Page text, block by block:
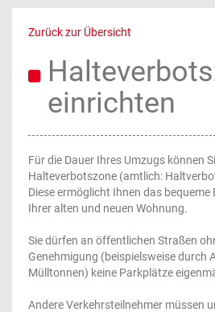
Zurück zur Übersicht
einrichten
Für die Dauer Ihres Umzugs können
Halteverbotszone (amtlich:
Diese ermöglicht Ihnen das bequeme
Ihrer alten und neuen Wohnung.
Sie dürfen an öffentlichen Straßen
Genehmigung (beispielsweise durch
Mülltonnen) keine Parkplätze
Andere Verkehrsteilnehmer müssen